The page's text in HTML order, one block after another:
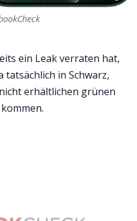
ein Leak verraten hat,
tatsächlich in Schwarz,
erhältlichen grünen